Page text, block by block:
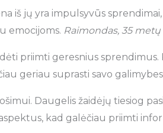
iš jų yra impulsyvūs
emocijoms. Raimondas, 35 metų
priimti geresnius
geriau suprasti savo
Daugelis žaidėjų tiesiog
kad galėčiau priimti